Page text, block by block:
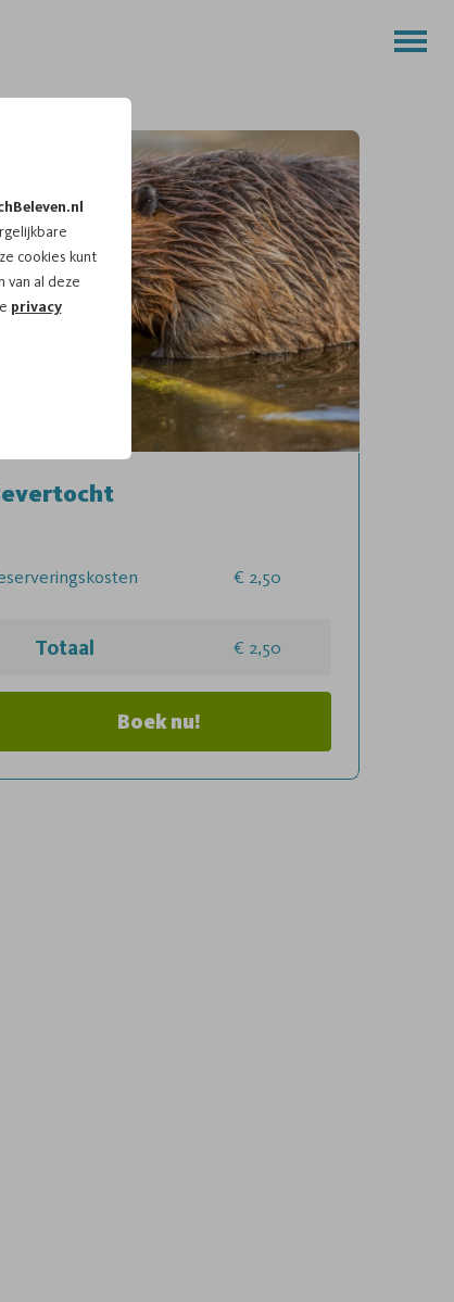
cookies kunt
van al deze
privacy
2,50
Totaal 2,50
Boek nu!